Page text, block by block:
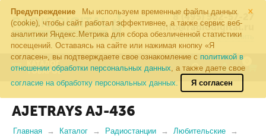
×
Предупреждение
Мы используем временные файлы данных
(cookie), чтобы сайт работал эффективнее, а также сервис веб-
аналитики Яндекс.Метрика для сбора обезличенной статистики
посещений. Оставаясь на сайте или нажимая кнопку «Я
согласен», вы подтверждаете свое ознакомление с политикой в
отношении обработки персональных данных, а также даете свое
согласие на обработку персональных данных.
Я согласен
8 (495) 502-57-27
info@radiodigital.ru
Контакты Перезвонить
КАТАЛОГ
ТОВАРОВ
AJETRAYS AJ-436
Главная Каталог Радиостанции
Любительские